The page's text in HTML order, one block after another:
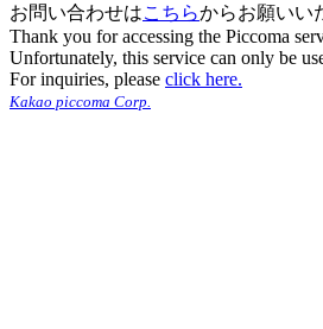
お問い合わせはこちらからお願いい
Thank you for accessing the Piccoma
Unfortunately, this service can only be
For inquiries, please click here.
Kakao piccoma Corp.